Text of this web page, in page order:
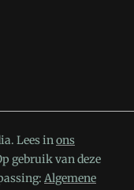
Lees inons
gebruik van deze
Algemene